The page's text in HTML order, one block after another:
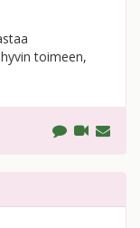
toimeen,